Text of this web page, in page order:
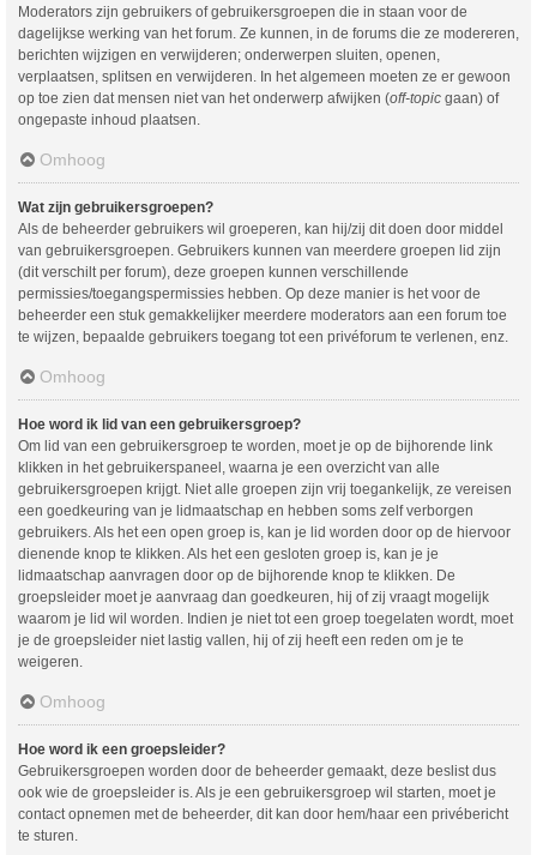
Moderators zijn gebruikers of gebruikersgroepen die in staan voor de
dagelijkse werking van het forum. Ze kunnen, in de forums die ze modereren,
berichten wijzigen en verwijderen; onderwerpen sluiten, openen,
verplaatsen, splitsen en verwijderen. In het algemeen moeten ze er gewoon
op toe zien dat mensen niet van het onderwerp afwijken (off-topic gaan) of
ongepaste inhoud plaatsen.
Omhoog
Wat zijn gebruikersgroepen?
Als de beheerder gebruikers wil groeperen, kan hij/zij dit doen door middel
van gebruikersgroepen. Gebruikers kunnen van meerdere groepen lid zijn
(dit verschilt per forum), deze groepen kunnen verschillende
permissies/toegangspermissies hebben. Op deze manier is het voor de
beheerder een stuk gemakkelijker meerdere moderators aan een forum toe
te wijzen, bepaalde gebruikers toegang tot een privéforum te verlenen, enz.
Omhoog
Hoe word ik lid van een gebruikersgroep?
Om lid van een gebruikersgroep te worden, moet je op de bijhorende link
klikken in het gebruikerspaneel, waarna je een overzicht van alle
gebruikersgroepen krijgt. Niet alle groepen zijn vrij toegankelijk, ze vereisen
een goedkeuring van je lidmaatschap en hebben soms zelf verborgen
gebruikers. Als het een open groep is, kan je lid worden door op de hiervoor
dienende knop te klikken. Als het een gesloten groep is, kan je je
lidmaatschap aanvragen door op de bijhorende knop te klikken. De
groepsleider moet je aanvraag dan goedkeuren, hij of zij vraagt mogelijk
waarom je lid wil worden. Indien je niet tot een groep toegelaten wordt, moet
je de groepsleider niet lastig vallen, hij of zij heeft een reden om je te
weigeren.
Omhoog
Hoe word ik een groepsleider?
Gebruikersgroepen worden door de beheerder gemaakt, deze beslist dus
ook wie de groepsleider is. Als je een gebruikersgroep wil starten, moet je
contact opnemen met de beheerder, dit kan door hem/haar een privébericht
te sturen.